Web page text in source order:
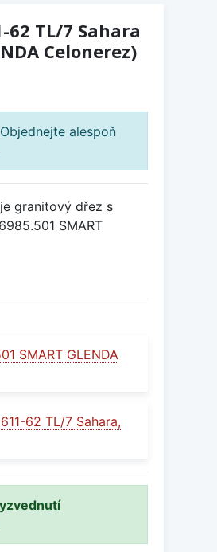
62 TL/7 Sahara
Celonerez)
Objednejte alespoň
granitový dřez s
SMART
SMART GLENDA
62 TL/7 Sahara,